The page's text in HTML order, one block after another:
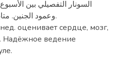
وعمود الجنين. متابعة حمل آمنة في إسطنبول.
оценивает сердце, мозг,
Надёжное ведение